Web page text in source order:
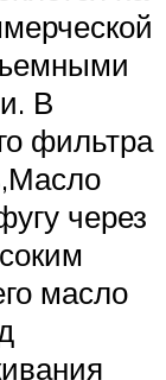
В
фильтра
через
масло